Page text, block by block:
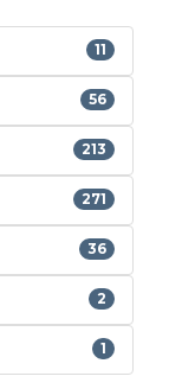
11
56
213
271
36
2
1